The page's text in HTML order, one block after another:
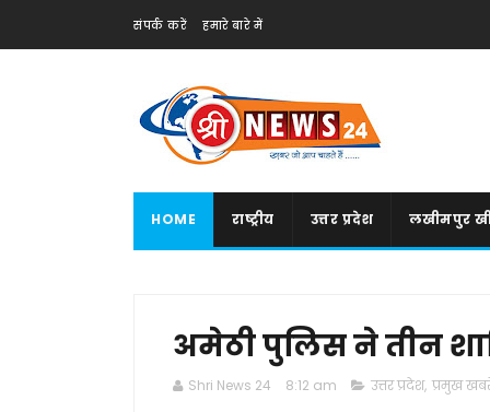
संपर्क करें हमारे बारे में
HOME राष्ट्रीय उत्तर प्रदेश लखीमपुर
अमेठी पुलिस ने तीन
Shri News 24 8:12 am उत्तर प्रदेश, प्रमुख